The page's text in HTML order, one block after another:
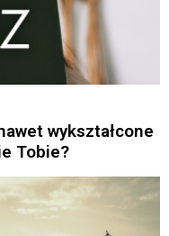
wykształcone
Tobie?